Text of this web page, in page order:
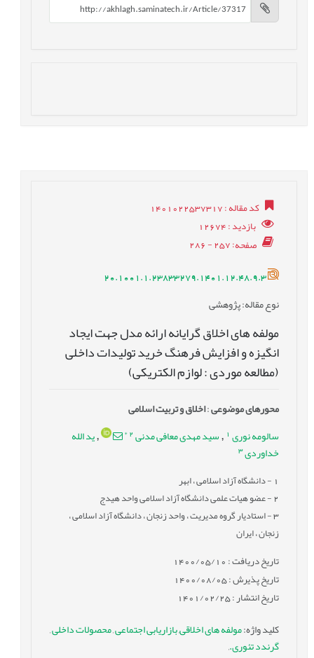
کد مقاله: 1401022537317
بازدید: 12674
صفحه: 257 - 286
20.1001.1.23833279.1401.12.48.9.3
نوع مقاله: پژوهشی
مولفه های اخلاق گرایانه ارائه مدل جهت ایجاد
انگیزه و افزایش فرهنگ خرید تولیدات داخلی
(مطالعه موردی : لوازم الکتریکی)
محورهای موضوعی:اخلاق و تربیت اسلامی
سالومه نوری , سید مهدی معافی مدنی 2
*
,ید الله
خداوردی 3
- دانشگاه آزاد اسلامی ، ابهر
2- عضو هیات علمی دانشگاه آزاد اسلامی واحد هیدج
3- استادیار گروه مدیریت ، واحد زنجان ، دانشگاه آزاد اسلامی ،
زنجان ، ایران
تاریخ دریافت : 1400/05/10
تاریخ پذیرش : 1400/08/05
تاریخ انتشار : 1401/02/25
کلید واژه:مولفه های اخلاقی,بازاریابی اجتماعی,محصولات داخلی,
گرندد تئوری.,